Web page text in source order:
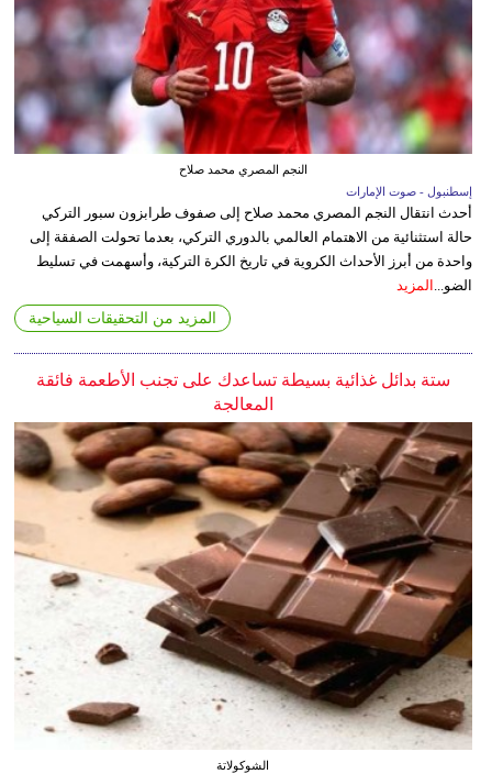
النجم المصري محمد صلاح
إسطنبول - صوت الإمارات
أحدث انتقال النجم المصري محمد صلاح إلى صفوف طرابزون سبور التركي
حالة استثنائية من الاهتمام العالمي بالدوري التركي، بعدما تحولت الصفقة إلى
واحدة من أبرز الأحداث الكروية في تاريخ الكرة التركية، وأسهمت في تسليط
الضو... المزيد
المزيد من التحقيقات السياحية
ستة بدائل غذائية بسيطة تساعدك على تجنب الأطعمة فائقة
المعالجة
الشوكولاتة